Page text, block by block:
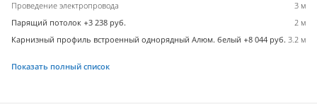
Проведение электропровода
3 м
Парящий потолок +3 238 руб.
2 м
Карнизный профиль встроенный однорядный Алюм. белый +8 044 руб. 3.2 м
Показать полный список